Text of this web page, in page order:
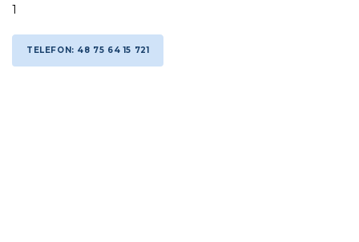
1
TELEFON: 48 75 64 15 721